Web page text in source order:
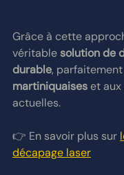
Grâce à cette
véritable solution de
durable,
martiniquaises et
actuelles.
👉 En savoir plus sur
décapage laser